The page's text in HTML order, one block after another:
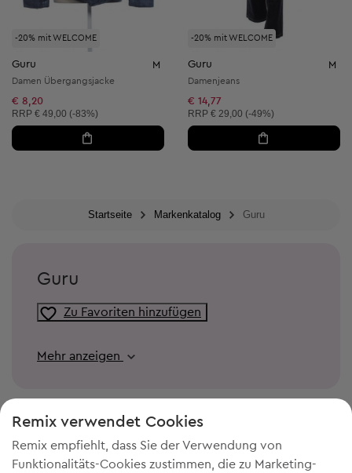
-20% mit WELCOME
Guru M
Damen Übergangsjacke
€ 8,20
Unverbindliche Preisempfehlung:
RRP € 49,00 (-83%)
-20% mit WELCOME
Guru M
Damenjeans
€ 14,77
Unverbindliche Preisempfehlung:
RRP € 29,00 (-49%)
Startseite Markenkatalog Guru
Guru
Zu Favoriten hinzufügen
Mehr anzeigen
Remix verwendet Cookies
Remix empfiehlt, dass Sie der Verwendung von
Funktionalitäts-Cookies zustimmen, die zu Marketing-